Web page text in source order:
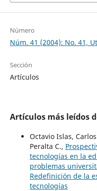
Número
Núm. 41 (2004): No. 41,
Sección
Artículos
Artículos más leídos
Octavio Islas,
Peralta C.,
tecnologías en la
problemas
Redefinición de la
tecnologías